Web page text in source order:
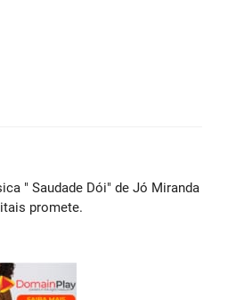
" Saudade Dói" de Jó Miranda
promete.